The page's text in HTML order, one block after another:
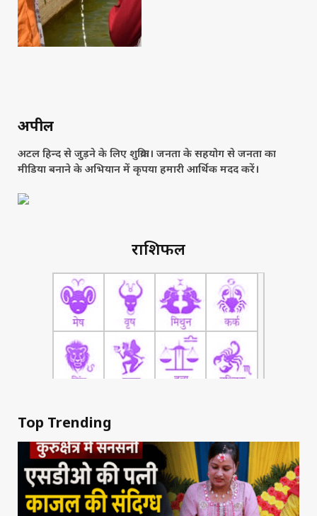
अपील
अटल हिन्द से जुड़ने के लिए शुक्रिया। जनता के सहयोग से जनता का
मीडिया बनाने के अभियान में कृपया हमारी आर्थिक मदद करें।
राशिफल
Top Trending